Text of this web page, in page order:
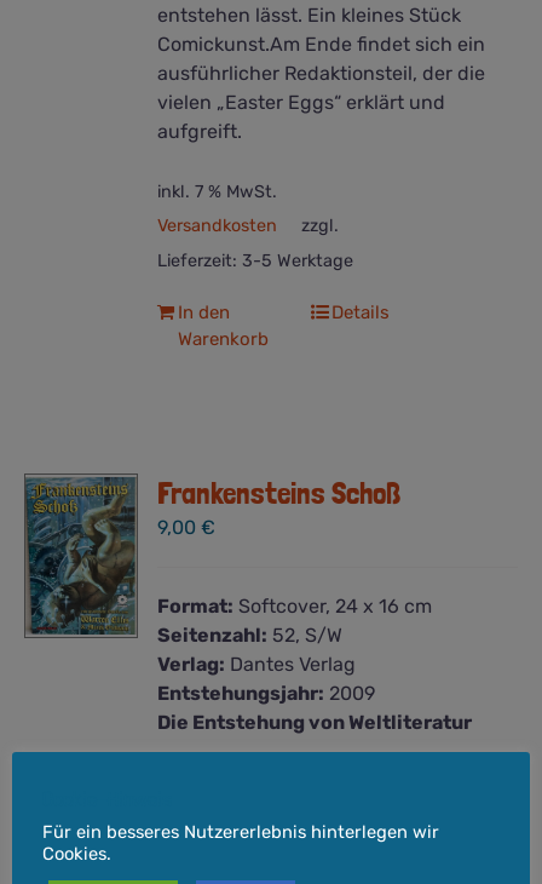
entstehen lässt. Ein kleines Stück
Comickunst.Am Ende findet sich ein
ausführlicher Redaktionsteil, der die
vielen „Easter Eggs“ erklärt und
aufgreift.
inkl. 7 % MwSt.
zzgl.
Versandkosten
Lieferzeit: 3-5 Werktage
In den
Warenkorb
Details
Frankensteins Schoß
9,00€
Format: Softcover, 24 x 16 cm
Seitenzahl: 52, S/W
Verlag: Dantes Verlag
Entstehungsjahr: 2009
Die Entstehung von Weltliteratur
Godwin an den Genfer See und schrieb
Für ein besseres Nutzererlebnis hinterlegen wir
Cookies.